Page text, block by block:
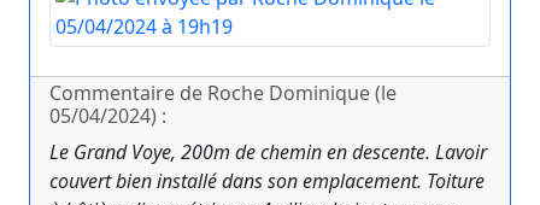
Commentaire de Roche Dominique (le
05/04/2024) :
Le Grand Voye, 200m de chemin en descente. Lavoir
couvert bien installé dans son emplacement. Toiture